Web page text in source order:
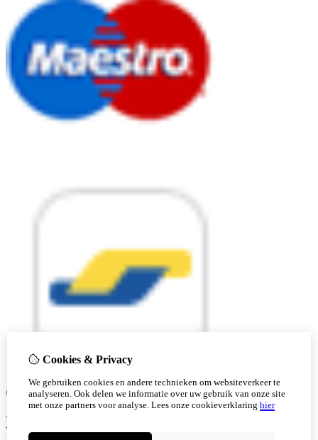
© Copyright 2026 |
Cookies & Privacy
We gebruiken cookies en andere technieken om websiteverkeer te
analyseren. Ook delen we informatie over uw gebruik van onze site
met onze partners voor analyse. Lees onze cookieverklaring hier
Ben je 18 of ouder?